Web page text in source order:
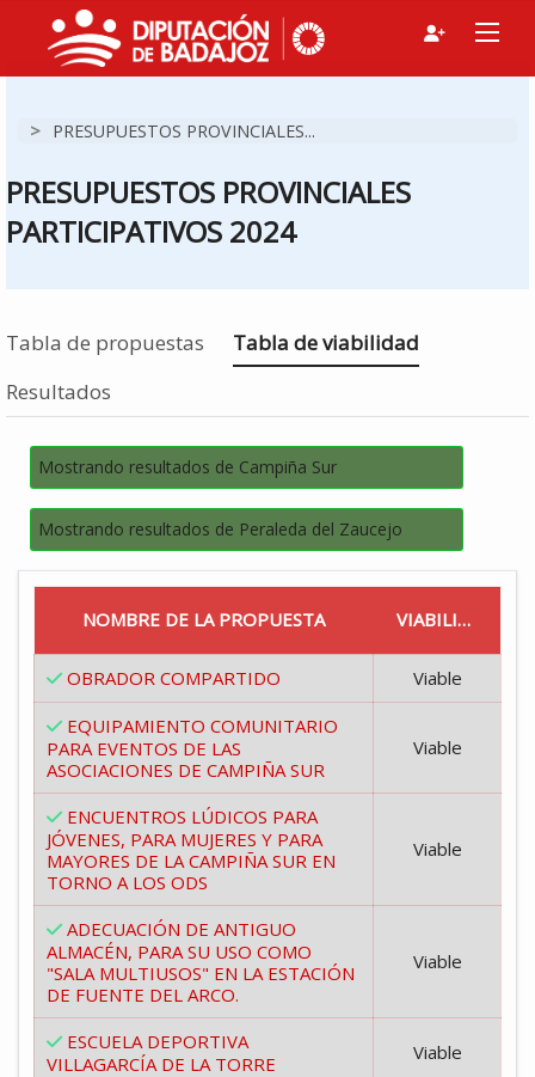
> PRESUPUESTOS PROVINCIALES...
PRESUPUESTOS PROVINCIALES
PARTICIPATIVOS 2024
Tabla de propuestas Estás en
Tabla de viabilidad
Resultados
Mostrando resultados de Campiña Sur
Mostrando resultados de Peraleda del Zaucejo
NOMBRE DE LA PROPUESTA VIABILIDAD
OBRADOR COMPARTIDO
Viable
EQUIPAMIENTO COMUNITARIO
PARA EVENTOS DE LAS
ASOCIACIONES DE CAMPIÑA SUR
Viable
ENCUENTROS LÚDICOS PARA
JÓVENES, PARA MUJERES Y PARA
MAYORES DE LA CAMPIÑA SUR EN
TORNO A LOS ODS
Viable
ADECUACIÓN DE ANTIGUO
ALMACÉN, PARA SU USO COMO
"SALA MULTIUSOS" EN LA ESTACIÓN
DE FUENTE DEL ARCO.
Viable
ESCUELA DEPORTIVA
VILLAGARCÍA DE LA TORRE
Viable